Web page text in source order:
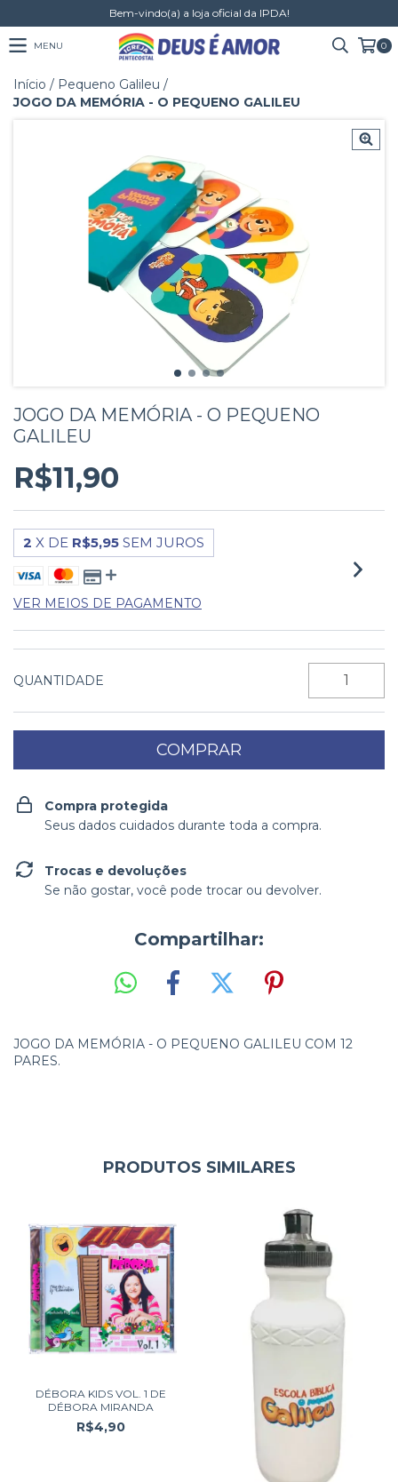
Bem-vindo(a) a loja oficial da IPDA!
MENU 0
Início / Pequeno Galileu /
JOGO DA MEMÓRIA - O PEQUENO GALILEU
JOGO DA MEMÓRIA - O PEQUENO
GALILEU
R$11,90
2 X DE R$5,95 SEM JUROS
VER MEIOS DE PAGAMENTO
QUANTIDADE
Compra protegida
Seus dados cuidados durante toda a compra.
Trocas e devoluções
Se não gostar, você pode trocar ou devolver.
Compartilhar:
JOGO DA MEMÓRIA - O PEQUENO GALILEU COM 12
PARES.
PRODUTOS SIMILARES
DÉBORA KIDS VOL. 1 DE
DÉBORA MIRANDA
R$4,90